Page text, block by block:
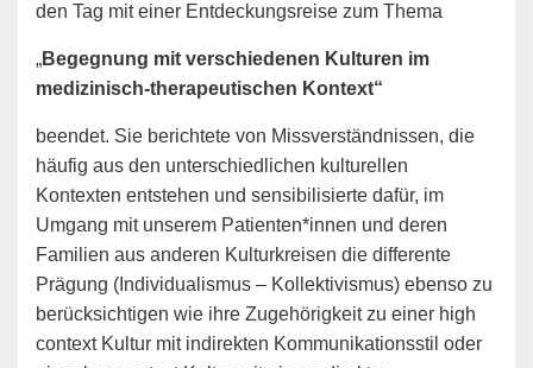
den Tag mit einer Entdeckungsreise zum Thema
„Begegnung mit verschiedenen Kulturen im
medizinisch-therapeutischen Kontext“
beendet. Sie berichtete von Missverständnissen, die
häufig aus den unterschiedlichen kulturellen
Kontexten entstehen und sensibilisierte dafür, im
Umgang mit unserem Patienten*innen und deren
Familien aus anderen Kulturkreisen die differente
Prägung (Individualismus – Kollektivismus) ebenso zu
berücksichtigen wie ihre Zugehörigkeit zu einer high
context Kultur mit indirekten Kommunikationsstil oder